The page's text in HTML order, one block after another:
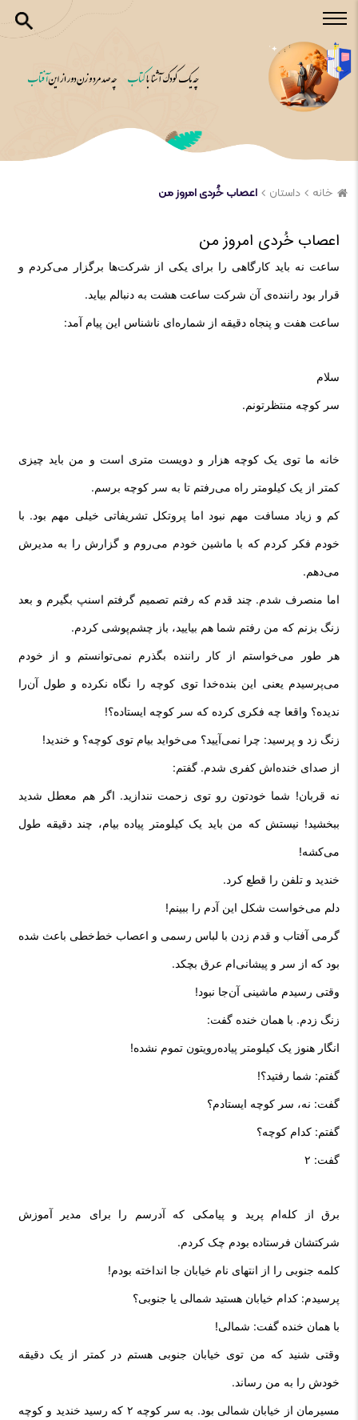
خانه داستان اعصاب خُردی امروز من
اعصاب خُردی امروز من
ساعت نه باید کارگاهی را برای یکی از شرکت‌ها برگزار می‌کردم و
قرار بود راننده‌ی آن شرکت ساعت هشت به دنبالم بیاید.
ساعت هفت و پنجاه دقیقه از شماره‌ای ناشناس این پیام آمد:
سلام
سر کوچه منتظرتونم.
خانه ما توی یک کوچه هزار و دویست متری است و من باید چیزی
کمتر از یک کیلومتر راه می‌رفتم تا به سر کوچه برسم.
کم و زیاد مسافت مهم نبود اما پروتکل تشریفاتی خیلی مهم بود. با
خودم فکر کردم که با ماشین خودم می‌روم و گزارش را به مدیرش
می‌دهم.
اما منصرف شدم. چند قدم که رفتم تصمیم گرفتم اسنپ بگیرم و بعد
زنگ بزنم که من رفتم شما هم بیایید، باز چشم‌پوشی کردم.
هر طور می‌خواستم از کار راننده بگذرم نمی‌توانستم و از خودم
می‌پرسیدم یعنی این بنده‌خدا توی کوچه را نگاه نکرده و طول آن‌را
ندیده؟ واقعا چه فکری کرده که سر کوچه ایستاده؟!
زنگ زد و پرسید: چرا نمی‌آیید؟ می‌خواید بیام توی کوچه؟ و خندید!
از صدای خنده‌اش کفری شدم. گفتم:
نه قربان! شما خودتون رو توی زحمت نندازید. اگر هم معطل شدید
ببخشید! نیستش که من باید یک کیلومتر پیاده بیام، چند دقیقه طول
می‌کشه!
خندید و تلفن را قطع کرد.
دلم می‌خواست شکل این آدم را ببینم!
گرمی آفتاب و قدم زدن با لباس رسمی و اعصاب خط‌خطی باعث شده
بود که از سر و پیشانی‌ام عرق بچکد.
وقتی رسیدم ماشینی آن‌جا نبود!
زنگ زدم. با همان خنده گفت:
انگار هنوز یک کیلومتر پیاده‌رویتون تموم نشده!
گفتم: شما رفتید؟!
گفت: نه، سر کوچه ایستادم؟
گفتم: کدام کوچه؟
گفت: ۲
برق از کله‌ام پرید و پیامکی که آدرسم را برای مدیر آموزش
شرکتشان فرستاده بودم چک کردم.
کلمه جنوبی را از انتهای نام خیابان جا انداخته بودم!
پرسیدم: کدام خیابان هستید شمالی یا جنوبی؟
با همان خنده گفت: شمالی!
وقتی شنید که من توی خیابان جنوبی هستم در کمتر از یک دقیقه
خودش را به من رساند.
مسیرمان از خیابان شمالی بود. به سر کوچه ۲ که رسيد خندید و کوچه